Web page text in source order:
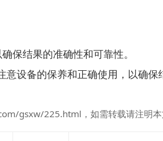
结果的准确性和可靠性。
备的保养和正确使用，以确保
gsxw/225.html ，如需转载请注明